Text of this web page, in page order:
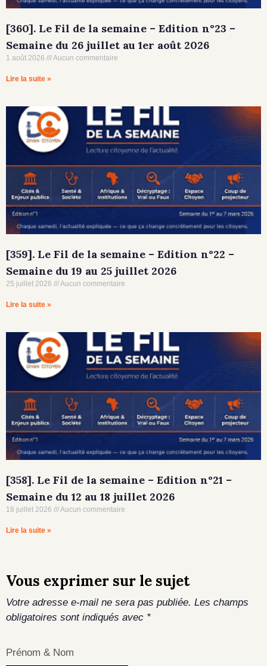
[360]. Le Fil de la semaine – Edition n°23 –
Semaine du 26 juillet au 1er août 2026
1 août 2026 Aucun commentaire
Lire la suite »
[359]. Le Fil de la semaine – Edition n°22 –
Semaine du 19 au 25 juillet 2026
25 juillet 2026 Aucun commentaire
Lire la suite »
[358]. Le Fil de la semaine – Edition n°21 –
Semaine du 12 au 18 juillet 2026
18 juillet 2026 Aucun commentaire
Lire la suite »
Vous exprimer sur le sujet
Votre adresse e-mail ne sera pas publiée. Les champs
obligatoires sont indiqués avec *